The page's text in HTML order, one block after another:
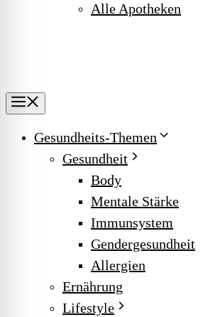
Alle Apotheken
Gesundheits-Themen
Gesundheit
Body
Mentale Stärke
Immunsystem
Gendergesundheit
Allergien
Ernährung
Lifestyle